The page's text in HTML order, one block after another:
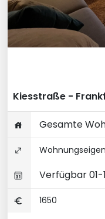
Kiesstraße -
Gesamte
Verfügbar 01-
1650